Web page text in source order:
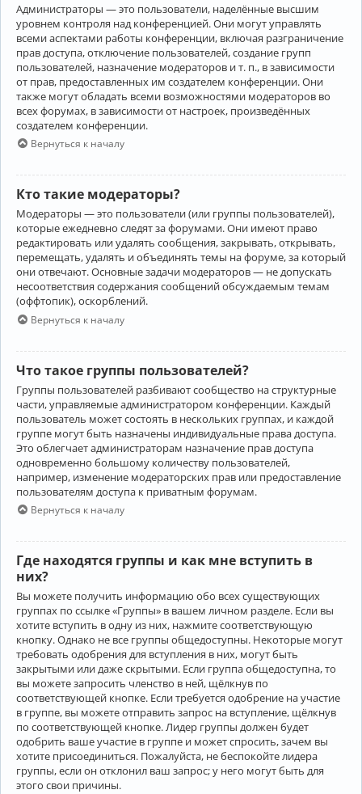
Администраторы — это пользователи, наделённые высшим
уровнем контроля над конференцией. Они могут управлять
всеми аспектами работы конференции, включая разграничение
прав доступа, отключение пользователей, создание групп
пользователей, назначение модераторов и т. п., в зависимости
от прав, предоставленных им создателем конференции. Они
также могут обладать всеми возможностями модераторов во
всех форумах, в зависимости от настроек, произведённых
создателем конференции.
Вернуться к началу
Кто такие модераторы?
Модераторы — это пользователи (или группы пользователей),
которые ежедневно следят за форумами. Они имеют право
редактировать или удалять сообщения, закрывать, открывать,
перемещать, удалять и объединять темы на форуме, за который
они отвечают. Основные задачи модераторов — не допускать
несоответствия содержания сообщений обсуждаемым темам
(оффтопик), оскорблений.
Вернуться к началу
Что такое группы пользователей?
Группы пользователей разбивают сообщество на структурные
части, управляемые администратором конференции. Каждый
пользователь может состоять в нескольких группах, и каждой
группе могут быть назначены индивидуальные права доступа.
Это облегчает администраторам назначение прав доступа
одновременно большому количеству пользователей,
например, изменение модераторских прав или предоставление
пользователям доступа к приватным форумам.
Вернуться к началу
Где находятся группы и как мне вступить в
них?
Вы можете получить информацию обо всех существующих
группах по ссылке «Группы» в вашем личном разделе. Если вы
хотите вступить в одну из них, нажмите соответствующую
кнопку. Однако не все группы общедоступны. Некоторые могут
требовать одобрения для вступления в них, могут быть
закрытыми или даже скрытыми. Если группа общедоступна, то
вы можете запросить членство в ней, щёлкнув по
соответствующей кнопке. Если требуется одобрение на участие
в группе, вы можете отправить запрос на вступление, щёлкнув
по соответствующей кнопке. Лидер группы должен будет
одобрить ваше участие в группе и может спросить, зачем вы
хотите присоединиться. Пожалуйста, не беспокойте лидера
группы, если он отклонил ваш запрос; у него могут быть для
этого свои причины.